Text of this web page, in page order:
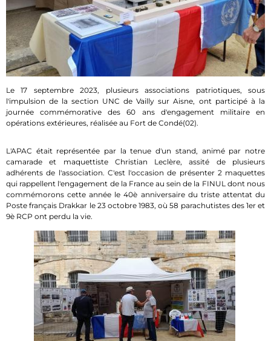
Le 17 septembre 2023, plusieurs associations patriotiques, sous
l'impulsion de la section UNC de Vailly sur Aisne, ont participé à la
journée commémorative des 60 ans d'engagement militaire en
opérations extérieures, réalisée au Fort de Condé(02).
L'APAC était représentée par la tenue d'un stand, animé par notre
camarade et maquettiste Christian Leclère, assité de plusieurs
adhérents de l'association. C'est l'occasion de présenter 2 maquettes
qui rappellent l'engagement de la France au sein de la FINUL dont nous
commémorons cette année le 40è anniversaire du triste attentat du
Poste français Drakkar le 23 octobre 1983, où 58 parachutistes des 1er et
9è RCP ont perdu la vie.